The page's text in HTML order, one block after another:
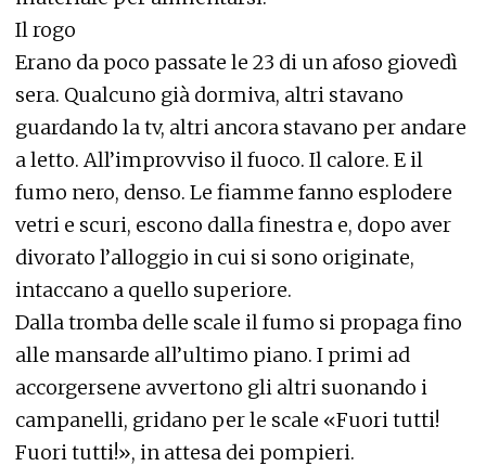
Il rogo
Erano da poco passate le 23 di un afoso giovedì
sera. Qualcuno già dormiva, altri stavano
guardando la tv, altri ancora stavano per andare
a letto. All’improvviso il fuoco. Il calore. E il
fumo nero, denso. Le fiamme fanno esplodere
vetri e scuri, escono dalla finestra e, dopo aver
divorato l’alloggio in cui si sono originate,
intaccano a quello superiore.
Dalla tromba delle scale il fumo si propaga fino
alle mansarde all’ultimo piano. I primi ad
accorgersene avvertono gli altri suonando i
campanelli, gridano per le scale «Fuori tutti!
Fuori tutti!», in attesa dei pompieri.